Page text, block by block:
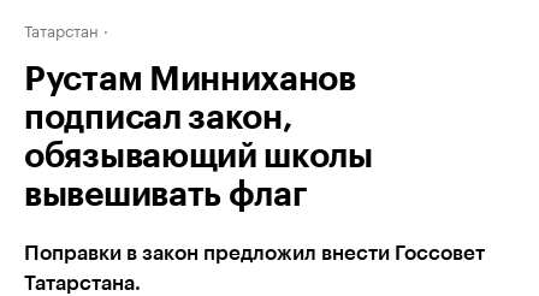
Татарстан
Рустам Минниханов
подписал закон,
обязывающий школы
вывешивать флаг
Поправки в закон предложил внести Госсовет
Татарстана.